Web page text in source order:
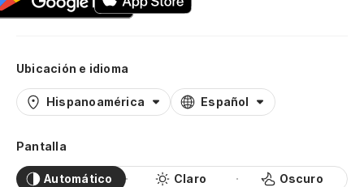
Ubicación e idioma
Hispanoamérica Español
Pantalla
Automático Claro Oscuro